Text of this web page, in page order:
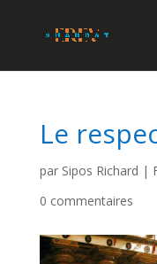
Le
par Sipos Richard |
0 commentaires